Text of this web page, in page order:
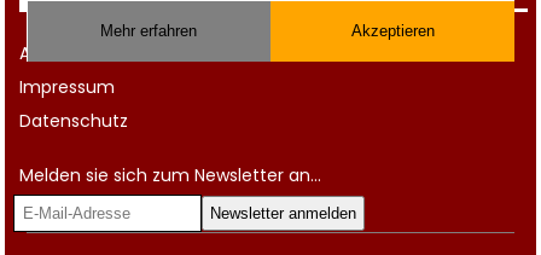
AGB
Impressum
Datenschutz
Melden sie sich zum Newsletter an...
Mehr erfahren Akzeptieren